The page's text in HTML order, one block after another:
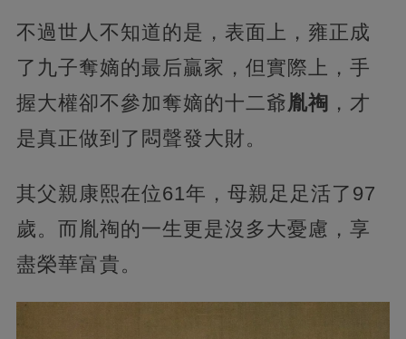
不過世人不知道的是，表面上，雍正成
了九子奪嫡的最后贏家，但實際上，手
握大權卻不參加奪嫡的十二爺胤祹 ，才
是真正做到了悶聲發大財。
其父親康熙在位61年，母親足足活了97
歲。而胤祹的一生更是沒多大憂慮，享
盡榮華富貴。